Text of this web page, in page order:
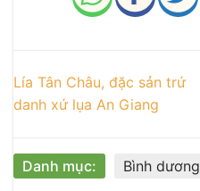
Lía Tân Châu, đặc sản trứ
danh xứ lụa An Giang
Danh mục: Bình dương